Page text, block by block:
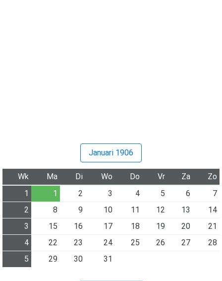
Januari 1906
Wk Ma Di Wo Do Vr Za
Zo
1
1 2 3 4 5 6
7
2
8 9 10 11 12 13
14
3
15 16 17 18 19 20
21
4
22 23 24 25 26 27
28
5
29 30 31